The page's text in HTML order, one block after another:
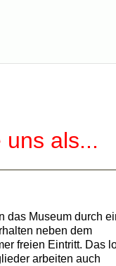
uns als...
das Museum durch
neben dem
freien Eintritt. Das
arbeiten auch